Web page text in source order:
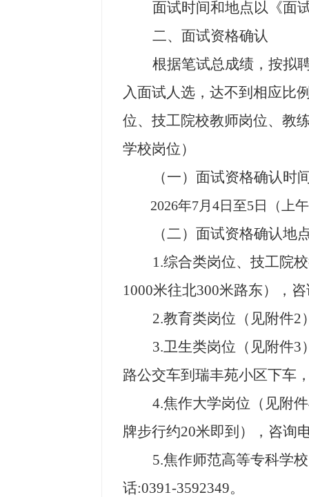
面试时间和地点以《面
二、面试资格确认
根据笔试总成绩，按拟
入面试人选，达不到相应比
位、技工院校教师岗位、教
学校岗位 ）
（一）面试资格确认时
2026年7月 4日至5日（上午
（二）面试资格确认地
1.综合类岗位、技工院
1000米往北300米路东） ，
2.教育类岗位（见附件2
3.卫生类岗位（见附件3
路公交车到瑞丰苑小区下车
4.焦作大学岗位（见附件
牌步行约20米即到） ， 咨询
5.焦作师范高等专科学
话:0391-3592349。